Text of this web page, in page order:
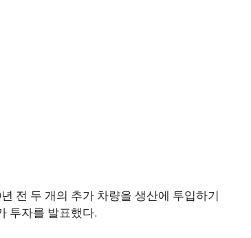
전 두 개의 추가 차량을 생산에 투입하기
투자를 발표했다.